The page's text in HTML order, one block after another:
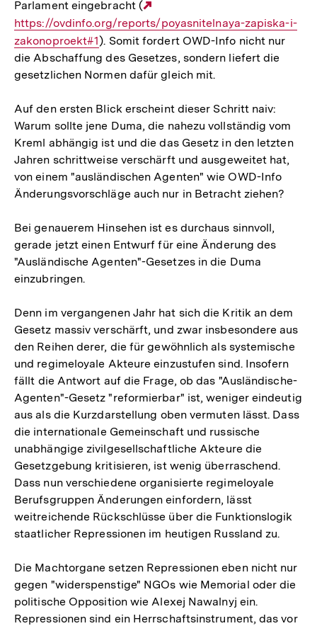
Parlament eingebracht (
Link:
https://ovdinfo.org/reports/poyasnitelnaya-zapiska-i-
zakonoproekt#1). Somit fordert OWD-Info nicht nur
die Abschaffung des Gesetzes, sondern liefert die
gesetzlichen Normen dafür gleich mit.
Auf den ersten Blick erscheint dieser Schritt naiv:
Warum sollte jene Duma, die nahezu vollständig vom
Kreml abhängig ist und die das Gesetz in den letzten
Jahren schrittweise verschärft und ausgeweitet hat,
von einem "ausländischen Agenten" wie OWD-Info
Änderungsvorschläge auch nur in Betracht ziehen?
Bei genauerem Hinsehen ist es durchaus sinnvoll,
gerade jetzt einen Entwurf für eine Änderung des
"Ausländische Agenten"-Gesetzes in die Duma
einzubringen.
Denn im vergangenen Jahr hat sich die Kritik an dem
Gesetz massiv verschärft, und zwar insbesondere aus
den Reihen derer, die für gewöhnlich als systemische
und regimeloyale Akteure einzustufen sind. Insofern
fällt die Antwort auf die Frage, ob das "Ausländische-
Agenten"-Gesetz "reformierbar" ist, weniger eindeutig
aus als die Kurzdarstellung oben vermuten lässt. Dass
die internationale Gemeinschaft und russische
unabhängige zivilgesellschaftliche Akteure die
Gesetzgebung kritisieren, ist wenig überraschend.
Dass nun verschiedene organisierte regimeloyale
Berufsgruppen Änderungen einfordern, lässt
weitreichende Rückschlüsse über die Funktionslogik
staatlicher Repressionen im heutigen Russland zu.
Die Machtorgane setzen Repressionen eben nicht nur
gegen "widerspenstige" NGOs wie Memorial oder die
politische Opposition wie Alexej Nawalnyj ein.
Repressionen sind ein Herrschaftsinstrument, das vor